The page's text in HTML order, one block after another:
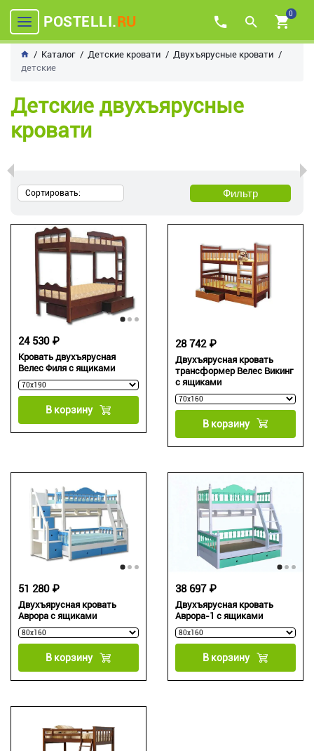
POSTELLI.RU 0
Каталог Детские кровати
Двухъярусные кровати
детские
Детские двухъярусные
кровати
Сортировать: Фильтр
Кровать двухъярусная
Велес Филя с ящиками
24 530 ₽
В корзину
Двухъярусная кровать
трансформер Велес Викинг
с ящиками
28 742 ₽
В корзину
Двухъярусная кровать
Аврора с ящиками
51 280 ₽
В корзину
Двухъярусная кровать
Аврора-1 с ящиками
38 697 ₽
В корзину